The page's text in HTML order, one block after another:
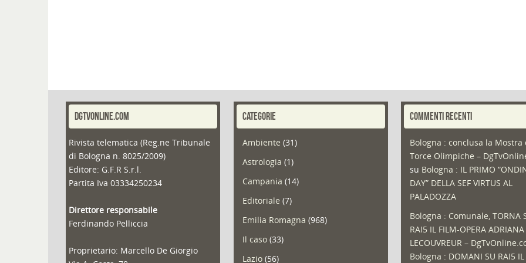
DGTVONLINE.COM
Rivista telematica (Reg.ne Tribunale
di Bologna n. 8025/2009)
Editore: G.F.R S.r.l.
Partita Iva 03334250234
Direttore responsabile
Ferdinando Pelliccia
Proprietario: Marcello De Giorgio
CATEGORIE
Ambiente (31)
Astrologia (1)
Campania (14)
Editoriale (7)
Emilia Romagna (968)
Il caso(33)
Lazio(56)
COMMENTI RECENTI
Bologna : conclusa la Mostra
Torce Olimpiche –
su Bologna : IL PRIMO
DAY” DELLA SEF VIRTUS AL
PALADOZZA
Bologna : Comunale, TORNA
RAI5 IL FILM-OPERA ADRIANA
LECOUVREUR –
Bologna : DOMANI SU RAI5 IL